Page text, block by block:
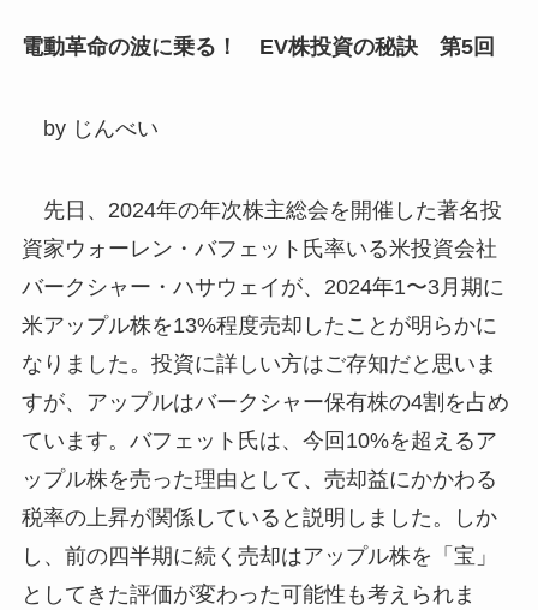
電動革命の波に乗る！ EV株投資の秘訣 第5回
by じんべい
先日、2024年の年次株主総会を開催した著名投
資家ウォーレン・バフェット氏率いる米投資会社
バークシャー・ハサウェイが、2024年1〜3月期に
米アップル株を13%程度売却したことが明らかに
なりました。投資に詳しい方はご存知だと思いま
すが、アップルはバークシャー保有株の4割を占め
ています。バフェット氏は、今回10%を超えるア
ップル株を売った理由として、売却益にかかわる
税率の上昇が関係していると説明しました。しか
し、前の四半期に続く売却はアップル株を「宝」
としてきた評価が変わった可能性も考えられま